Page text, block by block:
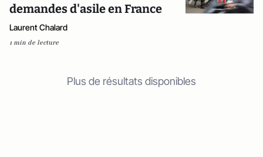
demandes d'asile en France
Laurent Chalard
1 min de lecture
Plus de résultats disponibles